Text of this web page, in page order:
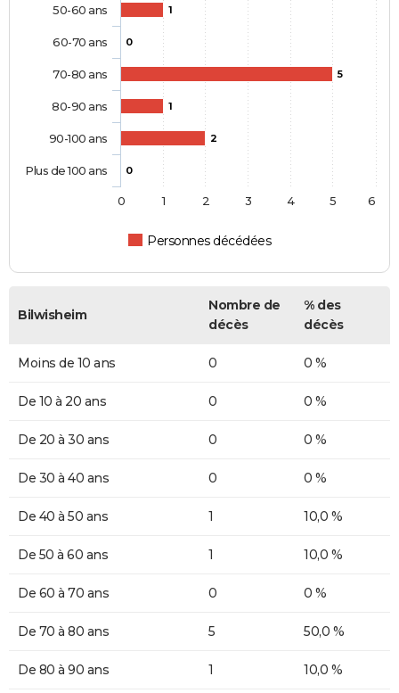
1
0
5
1
2
0
Personnes décédées
50-60 ans
60-70 ans
70-80 ans
80-90 ans
90-100 ans
Plus de 100 ans
0 1 2 3 4 5 6
Bilwisheim
Nombre de
décès
% des
décès
Moins de 10 ans 0 0 %
De 10 à 20 ans 0 0 %
De 20 à 30 ans 0 0 %
De 30 à 40 ans 0 0 %
De 40 à 50 ans 1 10,0 %
De 50 à 60 ans 1 10,0 %
De 60 à 70 ans 0 0 %
De 70 à 80 ans 5 50,0 %
De 80 à 90 ans 1 10,0 %